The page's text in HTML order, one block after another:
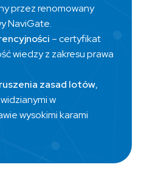
przez renomowany
NaviGate.
– certyfikat
wiedzy z zakresu prawa
zasad lotów,
w
wysokimi karami